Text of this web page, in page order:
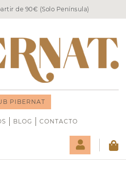
de 90€ (Solo Península)
PIBERNAT
BLOG CONTACTO